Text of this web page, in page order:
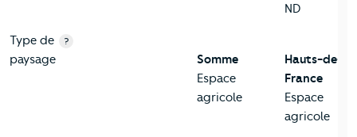
ND
Type de
paysage
?
Somme
Espace
agricole
Hauts-de-
France
Espace
agricole